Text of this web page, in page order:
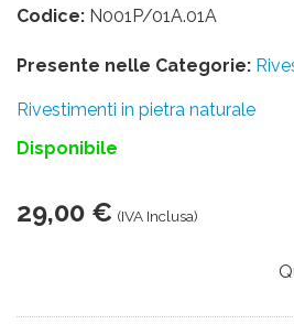
Codice: N001P/01A.01A
Presente nelle Categorie:
Rivestimenti in pietra naturale
Disponibile
29,00 € (IVA Inclusa)